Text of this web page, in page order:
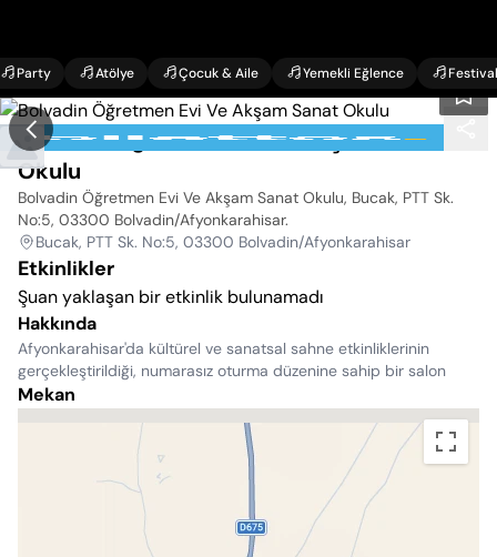
Party Atölye Çocuk & Aile Yemekli Eğlence Festival
Bolvadin Öğretmen Evi Ve Akşam Sanat
Okulu
Bolvadin Öğretmen Evi Ve Akşam Sanat Okulu, Bucak, PTT Sk.
No:5, 03300 Bolvadin/Afyonkarahisar.
Bucak, PTT Sk. No:5, 03300 Bolvadin/Afyonkarahisar
Etkinlikler
Şuan yaklaşan bir etkinlik bulunamadı
Hakkında
Afyonkarahisar'da kültürel ve sanatsal sahne etkinliklerinin
gerçekleştirildiği, numarasız oturma düzenine sahip bir salon
Mekan